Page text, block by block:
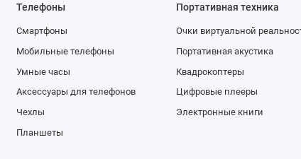
камеры
Pixels, а
слабом
как на
Телефоны
Смартфоны
Мобильные телефоны
Умные часы
Аксессуары для телефонов
Чехлы
Планшеты
Портативная техника
Очки виртуальной
Портативная акустика
Квадрокоптеры
Цифровые плееры
Электронные книги